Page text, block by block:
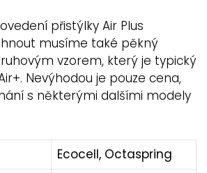
přistýlky Air Plus
musíme také pěkný
vzorem, který je typický
Nevýhodou je pouze cena,
s některými dalšími modely
Ecocell, Octaspring